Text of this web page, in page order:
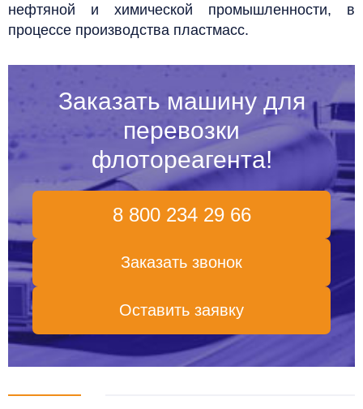
нефтяной и химической промышленности, в
процессе производства пластмасс.
Заказать машину для
перевозки
флотореагента!
8 800 234 29 66
Заказать звонок
Оставить заявку